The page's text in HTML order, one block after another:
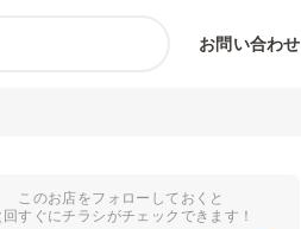
お問い合わせ
このお店をフォローしておくと
回すぐにチラシがチェックできます！